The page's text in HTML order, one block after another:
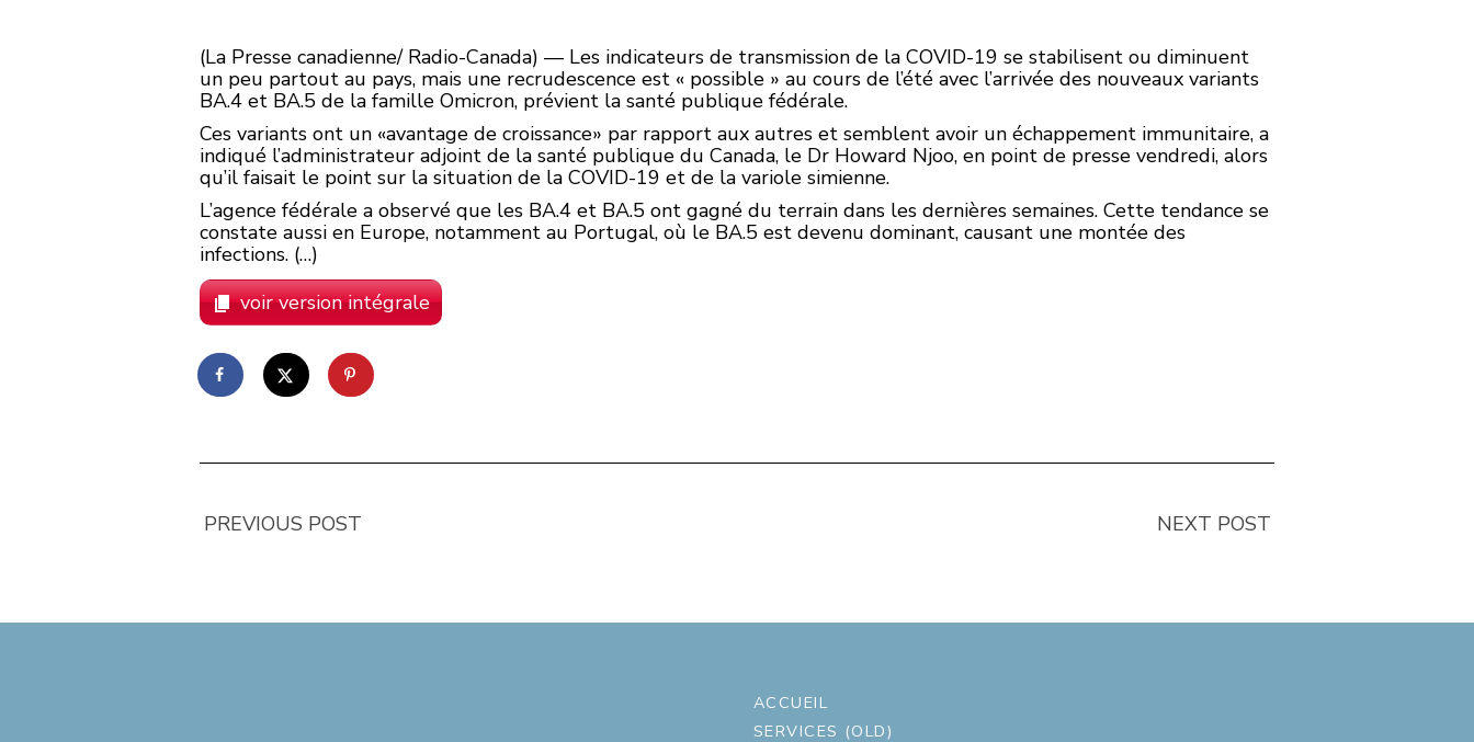
(La Presse canadienne/ Radio-Canada) — Les indicateurs de transmission de la COVID-19 se stabilisent ou diminuent
un peu partout au pays, mais une recrudescence est « possible » au cours de l’été avec l’arrivée des nouveaux variants
BA.4 et BA.5 de la famille Omicron, prévient la santé publique fédérale.
Ces variants ont un avantage de croissance
par rapport aux autres et semblent avoir un échappement immunitaire, a
indiqué l’administrateur adjoint de la santé publique du Canada, le Dr Howard Njoo, en point de presse vendredi, alors
qu’il faisait le point sur la situation de la COVID-19 et de la variole simienne.
L’agence fédérale a observé que les BA.4 et BA.5 ont gagné du terrain dans les dernières semaines. Cette tendance se
constate aussi en Europe, notamment au Portugal, où le BA.5 est devenu dominant, causant une montée des
infections. (…)
voir version intégrale
PREVIOUS POST NEXT POST
ACCUEIL
SERVICES (OLD)